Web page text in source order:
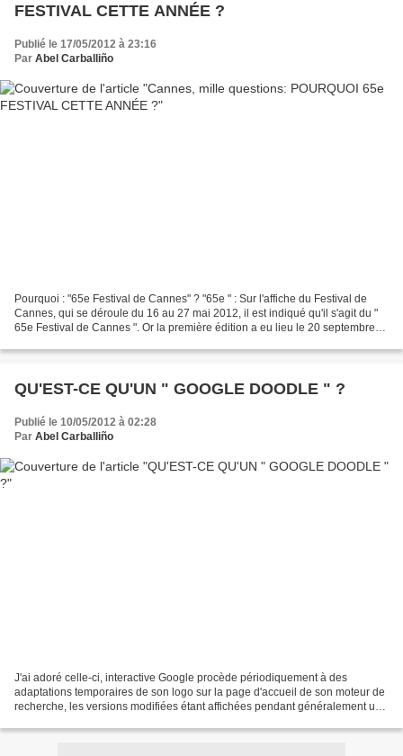
FESTIVAL CETTE ANNÉE ?
Publié le 17/05/2012 à 23:16
Par Abel Carballiño
Pourquoi : "65e Festival de Cannes" ? "65e " : Sur l'affiche du Festival de
Cannes, qui se déroule du 16 au 27 mai 2012, il est indiqué qu'il s'agit du "
65e Festival de Cannes ". Or la première édition a eu lieu le 20 septembre
QU'EST-CE QU'UN " GOOGLE DOODLE " ?
Publié le 10/05/2012 à 02:28
Par Abel Carballiño
J'ai adoré celle-ci, interactive Google procède périodiquement à des
adaptations temporaires de son logo sur la page d'accueil de son moteur de
recherche, les versions modifiées étant affichées pendant généralement une